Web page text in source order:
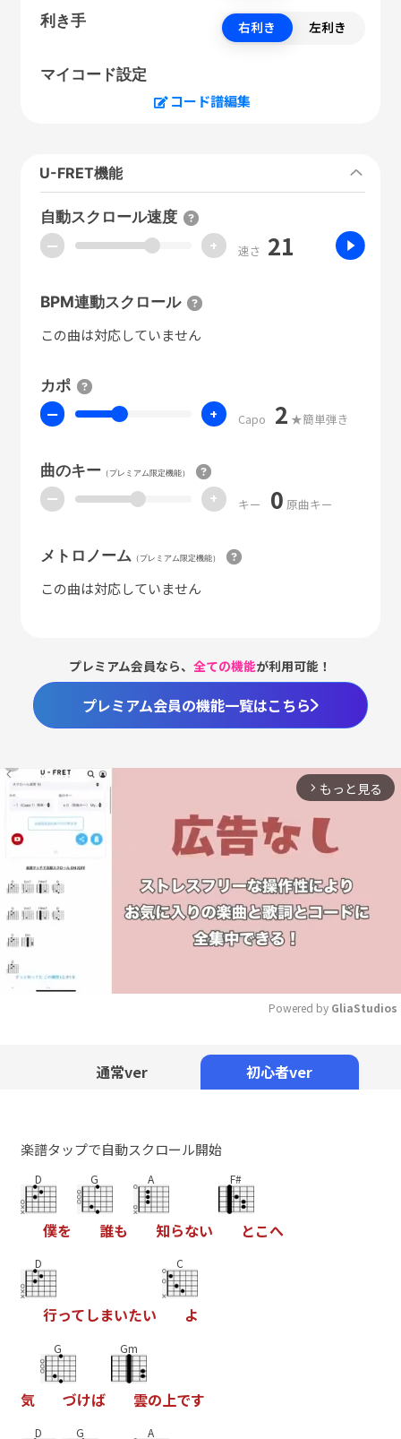
利き手 右利き 左利き
マイコード設定
コード譜編集
U-FRET機能
自動スクロール速度
ー + 速さ 21
BPM連動スクロール
この曲は対応していません
カポ
ー + Capo 2 ★簡単弾き
曲のキー（プレミアム限定機能）
ー + キー 0 原曲キー
メトロノーム （プレミアム限定機能）
この曲は対応していません
プレミアム会員なら、全ての機能が利用可能！
プレミアム会員の機能一覧はこちら
arrow_forward_ios もっと見る
Powered by GliaStudios
通常ver 初心者ver
楽譜タップで自動スクロール開始
D
僕を
G
誰も
A
知らない
F#
とこへ
D
行ってしまいたい
C
よ
気
G
づけば
Gm
雲の 上です
D G A